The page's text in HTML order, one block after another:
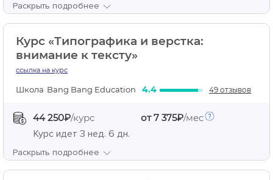
Раскрыть подробнее
Курс «Типографика и верстка:
внимание к тексту»
ссылка на курс
Школа Bang Bang Education 4.4 49 отзывов
44 250₽/курс от 7 375₽/мес
Курс идет 3 нед. 6 дн.
Раскрыть подробнее